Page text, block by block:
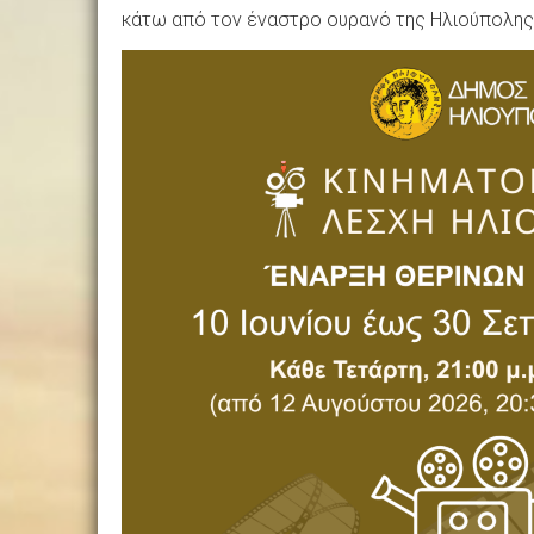
κάτω από τον έναστρο ουρανό της